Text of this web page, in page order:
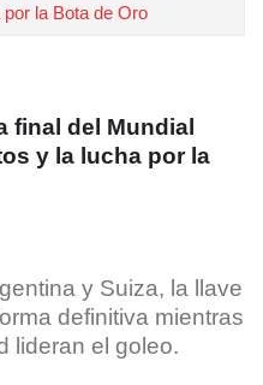
la Bota de Oro
final del Mundial
y la lucha por la
y Suiza, la llave
definitiva mientras
lideran el goleo.